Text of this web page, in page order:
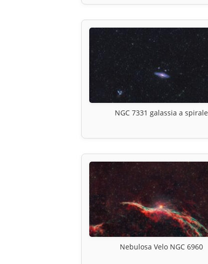
NGC 7331 galassia a spirale
Nebulosa Velo NGC 6960